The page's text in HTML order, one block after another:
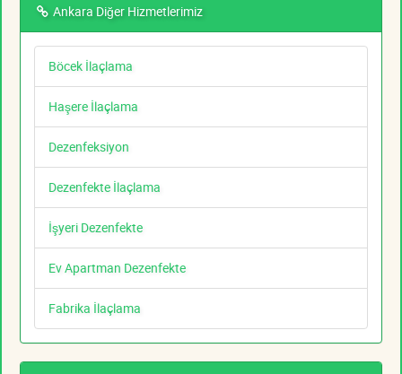
Ankara Diğer Hizmetlerimiz
Böcek İlaçlama
Haşere İlaçlama
Dezenfeksiyon
Dezenfekte İlaçlama
İşyeri Dezenfekte
Ev Apartman Dezenfekte
Fabrika İlaçlama